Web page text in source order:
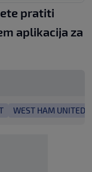
pratiti
aplikacija za
WEST HAM UNITED